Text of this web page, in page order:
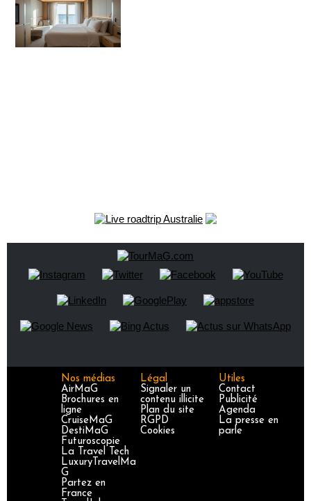
Nos médias
AirMaG
Brochures en
ligne
CruiseMaG
DestiMaG
Futuroscopie
La Travel Tech
LuxuryTravelMa
G
Partez en
France
Légal
Signaler un
contenu illicite
Plan du site
RGPD
Cookies
Utiles
Contact
Publicité
Agenda
La presse en
parle